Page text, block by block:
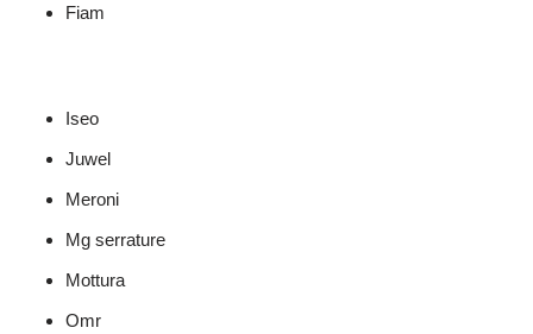
Fiam
Iseo
Juwel
Meroni
Mg serrature
Mottura
Omr